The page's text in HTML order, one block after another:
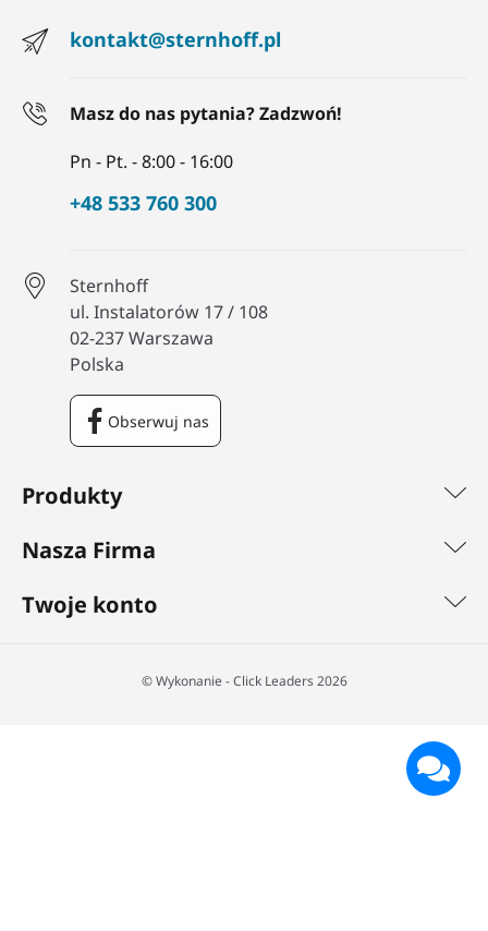
Produkty
Nasza Firma
Twoje konto
kontakt@sternhoff.pl
Masz do nas pytania? Zadzwoń!
Pn - Pt. - 8:00 - 16:00
+48 533 760 300
Sternhoff
ul. Instalatorów 17 / 108
02-237 Warszawa
Polska
Obserwuj nas
Facebook
©️ Wykonanie - Click Leaders 2026